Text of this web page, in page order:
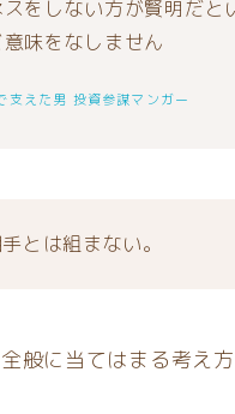
をしない方が賢明だと
味をなしません
支えた男 投資参謀マンガー
とは組まない。
般に当てはまる考え方